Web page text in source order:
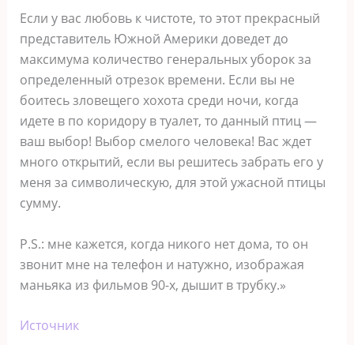
Если у вас любовь к чистоте, то этот прекрасный
представитель Южной Америки доведет до
максимума количество генеральных уборок за
определенный отрезок времени. Если вы не
боитесь зловещего хохота среди ночи, когда
идете в по коридору в туалет, то данный птиц —
ваш выбор! Выбор смелого человека! Вас ждет
много открытий, если вы решитесь забрать его у
меня за символическую, для этой ужасной птицы
сумму.
P.S.: мне кажется, когда никого нет дома, то он
звонит мне на телефон и натужно, изображая
маньяка из фильмов 90-х, дышит в трубку.»
Источник